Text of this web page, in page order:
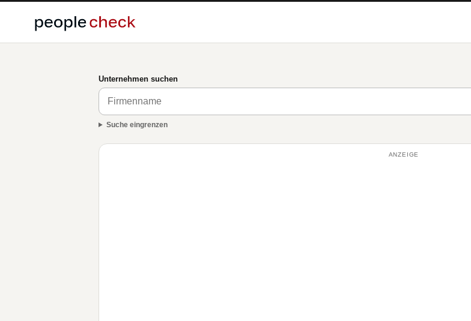
Unternehmen suchen
Suche eingrenzen
ANZEIGE